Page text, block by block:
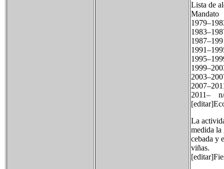
Lista de
2011–
La
medida la
cebada y
viñas.